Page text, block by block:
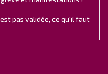
pas validée, ce qu'il faut